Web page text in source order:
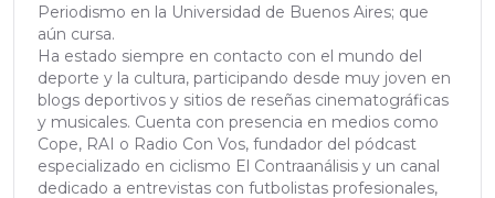
Periodismo en la Universidad de Buenos Aires; que
aún cursa.
Ha estado siempre en contacto con el mundo del
deporte y la cultura, participando desde muy joven en
blogs deportivos y sitios de reseñas cinematográficas
y musicales. Cuenta con presencia en medios como
Cope, RAI o Radio Con Vos, fundador del pódcast
especializado en ciclismo El Contraanálisis y un canal
dedicado a entrevistas con futbolistas profesionales,